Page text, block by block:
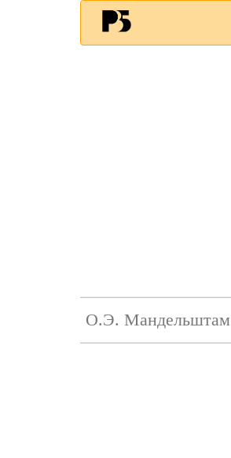
О.Э. Мандельштам